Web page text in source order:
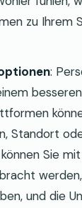
zu Ihrem
:
Standort
Sie
und die